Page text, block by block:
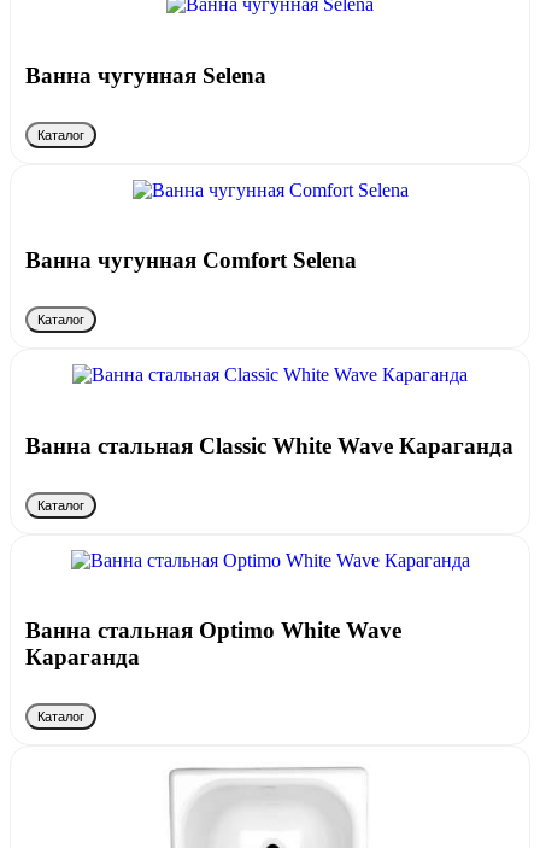
Ванна чугунная Selena
Каталог
Ванна чугунная Сomfort Selena
Каталог
Ванна стальная Classic White Wave Караганда
Каталог
Ванна стальная Optimo White Wave
Караганда
Каталог